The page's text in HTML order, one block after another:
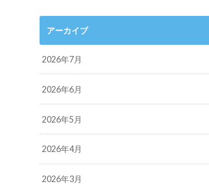
アーカイブ
2026年7月
2026年6月
2026年5月
2026年4月
2026年3月